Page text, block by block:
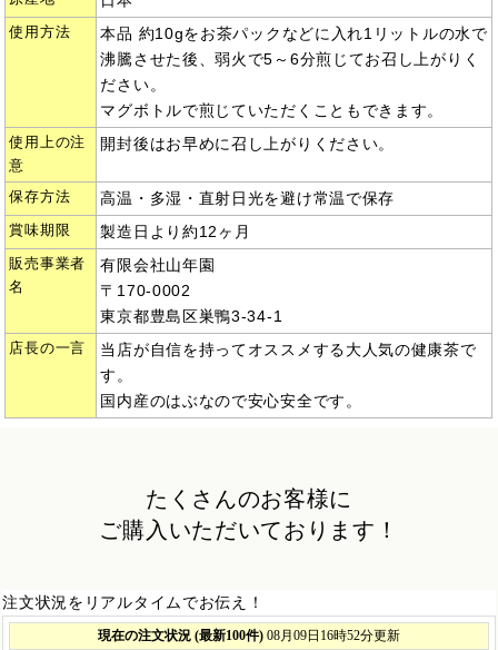
使用方法
本品 約10gをお茶パックなどに入れ1リットルの水で
沸騰させた後、弱火で5～6分煎じてお召し上がりく
ださい。
マグボトルで煎じていただくこともできます。
使用上の注
意
開封後はお早めに召し上がりください。
保存方法 高温・多湿・直射日光を避け常温で保存
賞味期限 製造日より約12ヶ月
販売事業者
名
有限会社山年園
〒170-0002
東京都豊島区巣鴨3-34-1
店長の一言
当店が自信を持ってオススメする大人気の健康茶で
す。
国内産のはぶなので安心安全です。
たくさんのお客様に
ご購入いただいております！
注文状況をリアルタイムでお伝え！